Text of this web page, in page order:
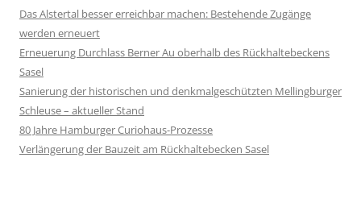
Das Alstertal besser erreichbar machen: Bestehende Zugänge
werden erneuert
Erneuerung Durchlass Berner Au oberhalb des Rückhalte­beckens
Sasel
Sanierung der historischen und denkmalgeschützten Mellingburger
Schleuse – aktueller Stand
80 Jahre Hamburger Curiohaus-Prozesse
Verlängerung der Bauzeit am Rückhaltebecken Sasel